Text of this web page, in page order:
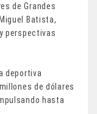
de Grandes
Batista,
perspectivas
deportiva
de dólares
hasta